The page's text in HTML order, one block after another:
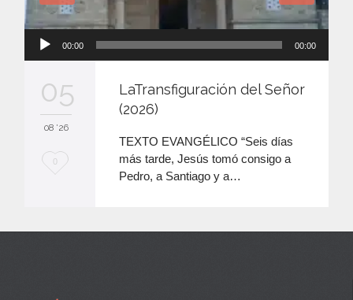
00:00 00:00
05
08 '26
M
0
LaTransfiguración del Señor
(2026)
TEXTO EVANGÉLICO “Seis días
más tarde, Jesús tomó consigo a
Pedro, a Santiago y a…